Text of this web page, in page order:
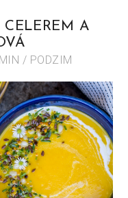
A
/ PODZIM